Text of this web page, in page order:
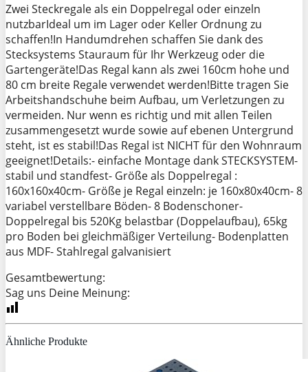
Zwei Steckregale als ein Doppelregal oder einzeln
nutzbarIdeal um im Lager oder Keller Ordnung zu
schaffen!In Handumdrehen schaffen Sie dank des
Stecksystems Stauraum für Ihr Werkzeug oder die
Gartengeräte!Das Regal kann als zwei 160cm hohe und
80 cm breite Regale verwendet werden!Bitte tragen Sie
Arbeitshandschuhe beim Aufbau, um Verletzungen zu
vermeiden. Nur wenn es richtig und mit allen Teilen
zusammengesetzt wurde sowie auf ebenen Untergrund
steht, ist es stabil!Das Regal ist NICHT für den Wohnraum
geeignet!Details:- einfache Montage dank STECKSYSTEM-
stabil und standfest- Größe als Doppelregal :
160x160x40cm- Größe je Regal einzeln: je 160x80x40cm- 8
variabel verstellbare Böden- 8 Bodenschoner-
Doppelregal bis 520Kg belastbar (Doppelaufbau), 65kg
pro Boden bei gleichmäßiger Verteilung- Bodenplatten
aus MDF- Stahlregal galvanisiert
Gesamtbewertung:
Sag uns Deine Meinung:
Ähnliche Produkte